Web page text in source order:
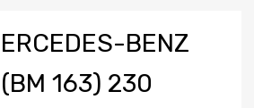
BENZ
163) 230